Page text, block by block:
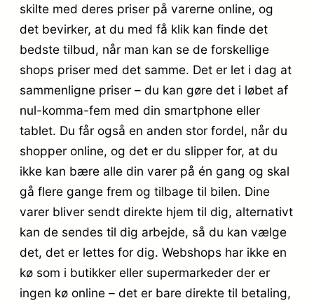
skilte med deres priser på varerne online, og
det bevirker, at du med få klik kan finde det
bedste tilbud, når man kan se de forskellige
shops priser med det samme. Det er let i dag at
sammenligne priser – du kan gøre det i løbet af
nul-komma-fem med din smartphone eller
tablet. Du får også en anden stor fordel, når du
shopper online, og det er du slipper for, at du
ikke kan bære alle din varer på én gang og skal
gå flere gange frem og tilbage til bilen. Dine
varer bliver sendt direkte hjem til dig, alternativt
kan de sendes til dig arbejde, så du kan vælge
det, det er lettes for dig. Webshops har ikke en
kø som i butikker eller supermarkeder der er
ingen kø online – det er bare direkte til betaling,